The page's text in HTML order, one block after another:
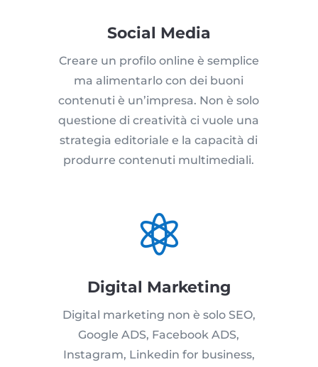
Social Media
Creare un profilo online è semplice
ma alimentarlo con dei buoni
contenuti è un’impresa. Non è solo
questione di creatività ci vuole una
strategia editoriale e la capacità di
produrre contenuti multimediali.

Digital Marketing
Digital marketing non è solo SEO,
Google ADS, Facebook ADS,
Instagram, Linkedin for business,